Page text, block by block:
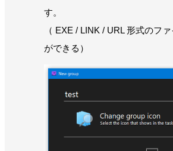
す。
（ EXE / LINK / URL 形式のフ
ができる）